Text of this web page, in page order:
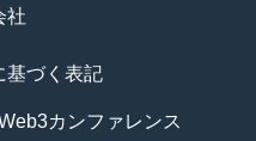
社
基づく表記
カンファレンス